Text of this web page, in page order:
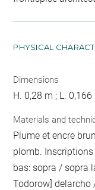
PHYSICAL
Dimensions
H. 0,28 m ; L. 0,166
Materials and
Plume et encre
plomb. Inscriptions
bas: sopra / sopra
Todorow]